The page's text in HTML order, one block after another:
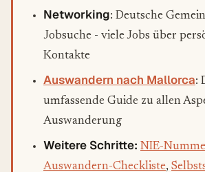
Networking: Deutsche
Jobsuche - viele Jobs über
Kontakte
Auswandern nach Mallorca:
umfassende Guide zu allen
Auswanderung
Weitere Schritte: NIE-
Auswandern-Checkliste,